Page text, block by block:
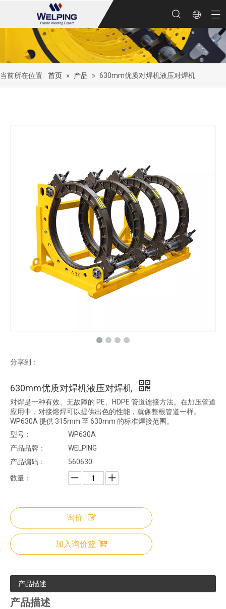
当前所在位置: 首页 » 产品 » 630mm优质对焊机液压对焊机
分享到：
630mm优质对焊机液压对焊机
对焊是一种有效、无故障的 PE、HDPE 管道连接方法。在加压管道
应用中，对接熔焊可以提供出色的性能，就像整根管道一样。
WP630A 提供 315mm 至 630mm 的标准焊接范围。
型号：
WP630A
产品品牌：
WELPING
产品编码：
560630
数量：
询价
加入询价篮
产品描述
产品描述